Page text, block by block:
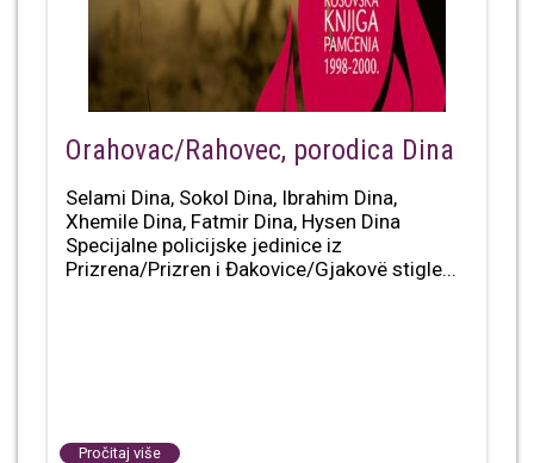
Orahovac/Rahovec, porodica Dina
Selami Dina, Sokol Dina, Ibrahim Dina,
Xhemile Dina, Fatmir Dina, Hysen Dina
Specijalne policijske jedinice iz
Prizrena/Prizren i Đakovice/Gjakovë stigle...
Pročitaj više